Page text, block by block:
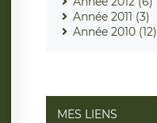
Année 2011 (3)
Année 2010 (12)
MES LIENS